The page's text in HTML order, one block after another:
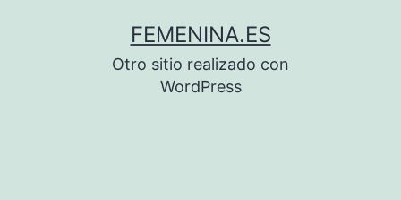
FEMENINA.ES
Otro sitio realizado con
WordPress